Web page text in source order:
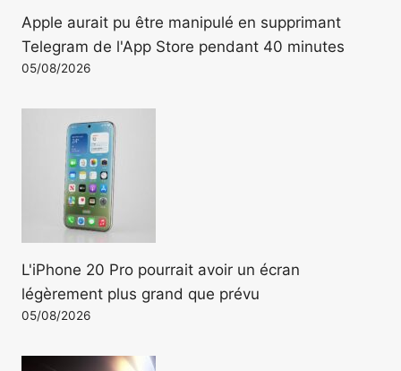
Apple aurait pu être manipulé en supprimant
Telegram de l'App Store pendant 40 minutes
05/08/2026
L'iPhone 20 Pro pourrait avoir un écran
légèrement plus grand que prévu
05/08/2026